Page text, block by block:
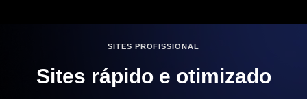
SITES PROFISSIONAL
Sites rápido e otimizado